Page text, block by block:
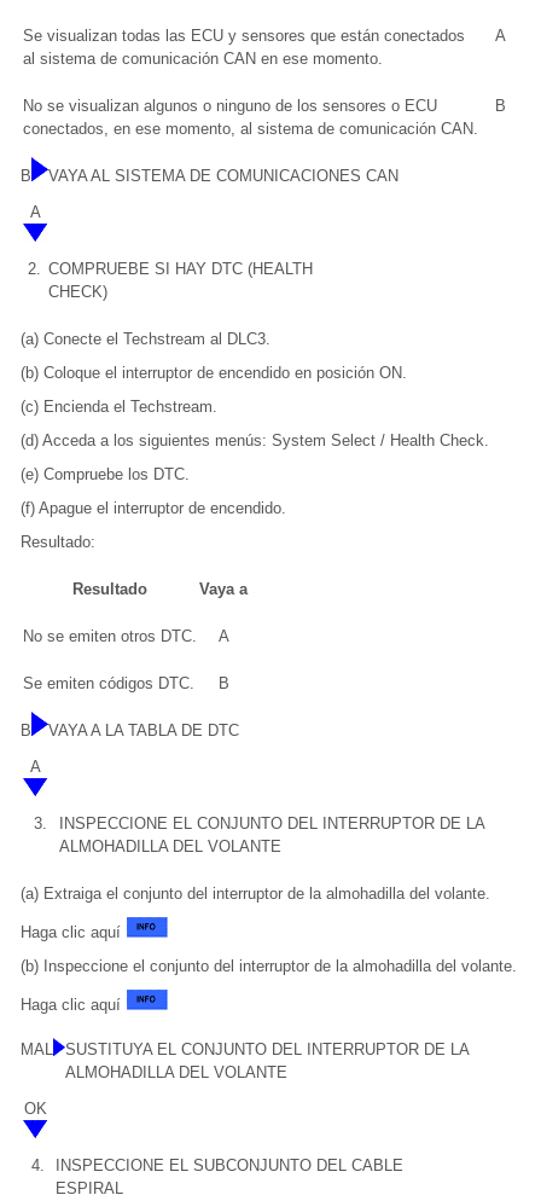
Se visualizan todas las ECU y sensores que están conectados
al sistema de comunicación CAN en ese momento.
A
No se visualizan algunos o ninguno de los sensores o ECU
conectados, en ese momento, al sistema de comunicación CAN.
B
B
VAYA AL SISTEMA DE COMUNICACIONES CAN
A
2. COMPRUEBE SI HAY DTC (HEALTH
CHECK)
(a) Conecte el Techstream al DLC3.
(b) Coloque el interruptor de encendido en posición ON.
(c) Encienda el Techstream.
(d) Acceda a los siguientes menús: System Select / Health Check.
(e) Compruebe los DTC.
(f) Apague el interruptor de encendido.
Resultado:
Resultado Vaya a
No se emiten otros DTC. A
Se emiten códigos DTC. B
B
VAYA A LA TABLA DE DTC
A
3.
INSPECCIONE EL CONJUNTO DEL INTERRUPTOR DE LA
ALMOHADILLA DEL VOLANTE
(a) Extraiga el conjunto del interruptor de la almohadilla del volante.
Haga clic aquí
(b) Inspeccione el conjunto del interruptor de la almohadilla del volante.
Haga clic aquí
MAL
SUSTITUYA EL CONJUNTO DEL INTERRUPTOR DE LA
ALMOHADILLA DEL VOLANTE
OK
4.
INSPECCIONE EL SUBCONJUNTO DEL CABLE
ESPIRAL